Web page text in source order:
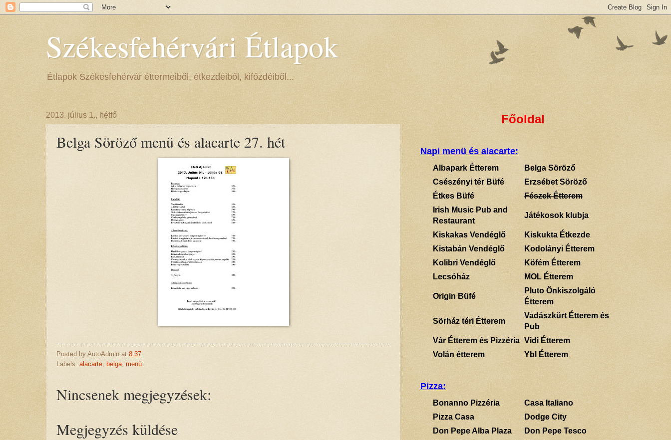
Székesfehérvári Étlapok
Étlapok Székesfehérvár éttermeiből, étkezdéiből, kifőzdéiből...
2013. július 1., hétfő
Belga Söröző menü és alacarte 27. hét
Posted by AutoAdmin at 8:37
Labels: alacarte belga menü
Nincsenek megjegyzések:
Megjegyzés küldése
Főoldal
Napi menü és alacarte:
Albapark Étterem
Belga Söröző
Csészényi tér Büfé
Erzsébet Söröző
Étkes Büfé
Fészek Étterem
Irish Music Pub and
Restaurant
Játékosok klubja
Kiskakas Vendéglő
Kiskukta Étkezde
Kistabán Vendéglő
Kodolányi Étterem
Kolibri Vendéglő
Köfém Étterem
Lecsóház
MOL Étterem
Origin Büfé
Pluto Önkiszolgáló
Étterem
Sörház téri Étterem
Vadászkürt Étterem és
Pub
Vár Étterem és Pizzéria Vidi Étterem
Volán étterem
Ybl Étterem
Pizza:
Bonanno Pizzéria
Casa Italiano
Pizza Casa
Dodge City
Don Pepe Alba Plaza
Don Pepe Tesco